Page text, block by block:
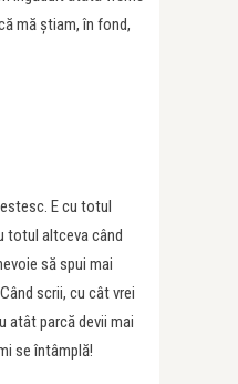
mă știam, în fond,
E cu totul
totul altceva când
să spui mai
scrii, cu cât vrei
atât parcă devii mai
se întâmplă!